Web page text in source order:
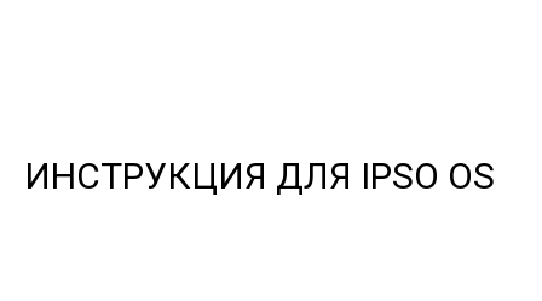
ИНСТРУКЦИЯ ДЛЯ IPSO OS
Оставайтесь с нами на связи!